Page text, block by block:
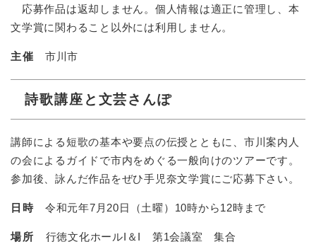
応募作品は返却しません。個人情報は適正に管理し、本
文学賞に関わること以外には利用しません。
主催 市川市
詩歌講座と文芸さんぽ
講師による短歌の基本や要点の伝授とともに、市川案内人
の会によるガイドで市内をめぐる一般向けのツアーです。
参加後、詠んだ作品をぜひ手児奈文学賞にご応募下さい。
日時 令和元年7月20日（土曜）10時から12時まで
場所 行徳文化ホールI＆I 第1会議室 集合